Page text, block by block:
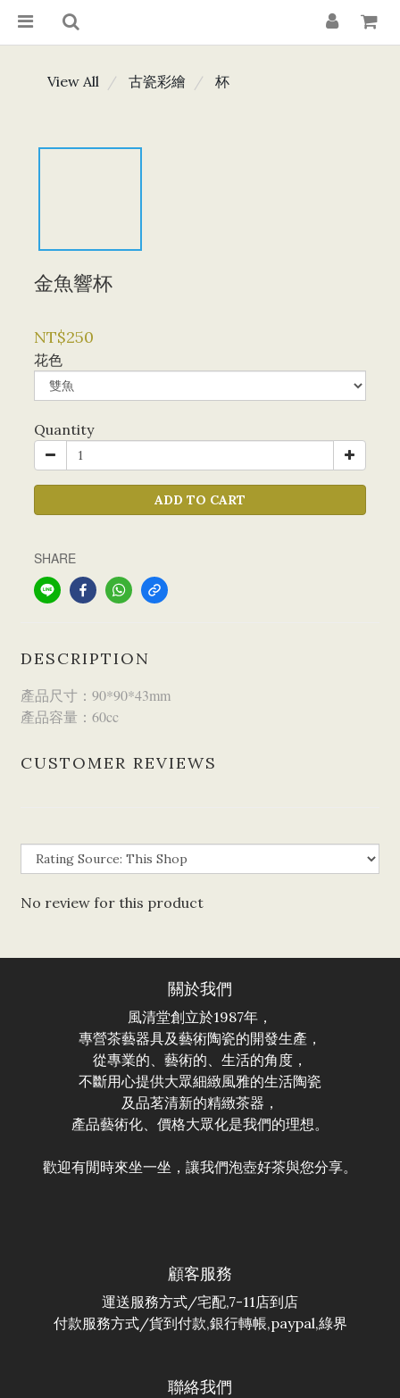
View All 古瓷彩繪 杯
金魚響杯
NT$250
花色
Quantity
ADD TO CART
SHARE
DESCRIPTION
產品尺寸：90*90*43mm
產品容量：60cc
CUSTOMER REVIEWS
No review for this product
關於我們
風清堂創立於1987年，
專營茶藝器具及藝術陶瓷的開發生產，
從專業的、藝術的、生活的角度，
不斷用心提供大眾細緻風雅的生活陶瓷
及品茗清新的精緻茶器，
產品藝術化、價格大眾化是我們的理想。
歡迎有閒時來坐一坐，讓我們泡壺好茶與您分享。
顧客服務
運送服務方式/宅配,7-11店到店
付款服務方式/貨到付款,銀行轉帳,paypal,綠界
聯絡我們